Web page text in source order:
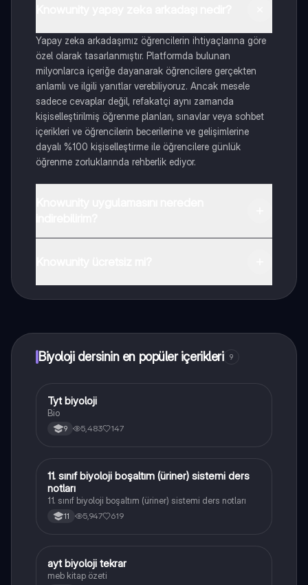
Yapay zeka arkadaşımız öğrencilerin ihtiyaçlarına göre
özel olarak tasarlanmıştır. Platformda bulunan
milyonlarca içeriğe dayanarak öğrencilere gerçekten
anlamlı ve ilgili yanıtlar verebiliyoruz. Ancak mesele
sadece cevaplar değil, refakatçi aynı zamanda
kişiselleştirilmiş öğrenme planları, sınavlar veya sohbet
içerikleri ve öğrencilerin becerilerine ve gelişimlerine
dayalı %100 kişiselleştirme ile öğrencilere günlük
öğrenme zorluklarında rehberlik ediyor.
Biyoloji dersinin en popüler içerikleri 9
Biyoloji
Tyt biyoloji
Bio
9 5,483 147
Biyoloji
11. sınıf biyoloji boşaltım (üriner) sistemi ders
notları
11. sınıf biyoloji boşaltım (üriner) sistemi ders notları
11 5,947 619
Biyoloji
ayt biyoloji tekrar
meb kitap özeti